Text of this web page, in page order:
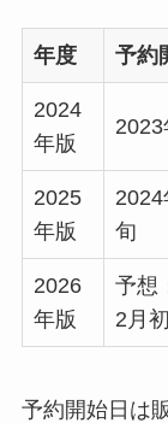
年度 予約
2024
年版
2023
2025
年版
旬
2026
年版
予想
2月
予約開始日は